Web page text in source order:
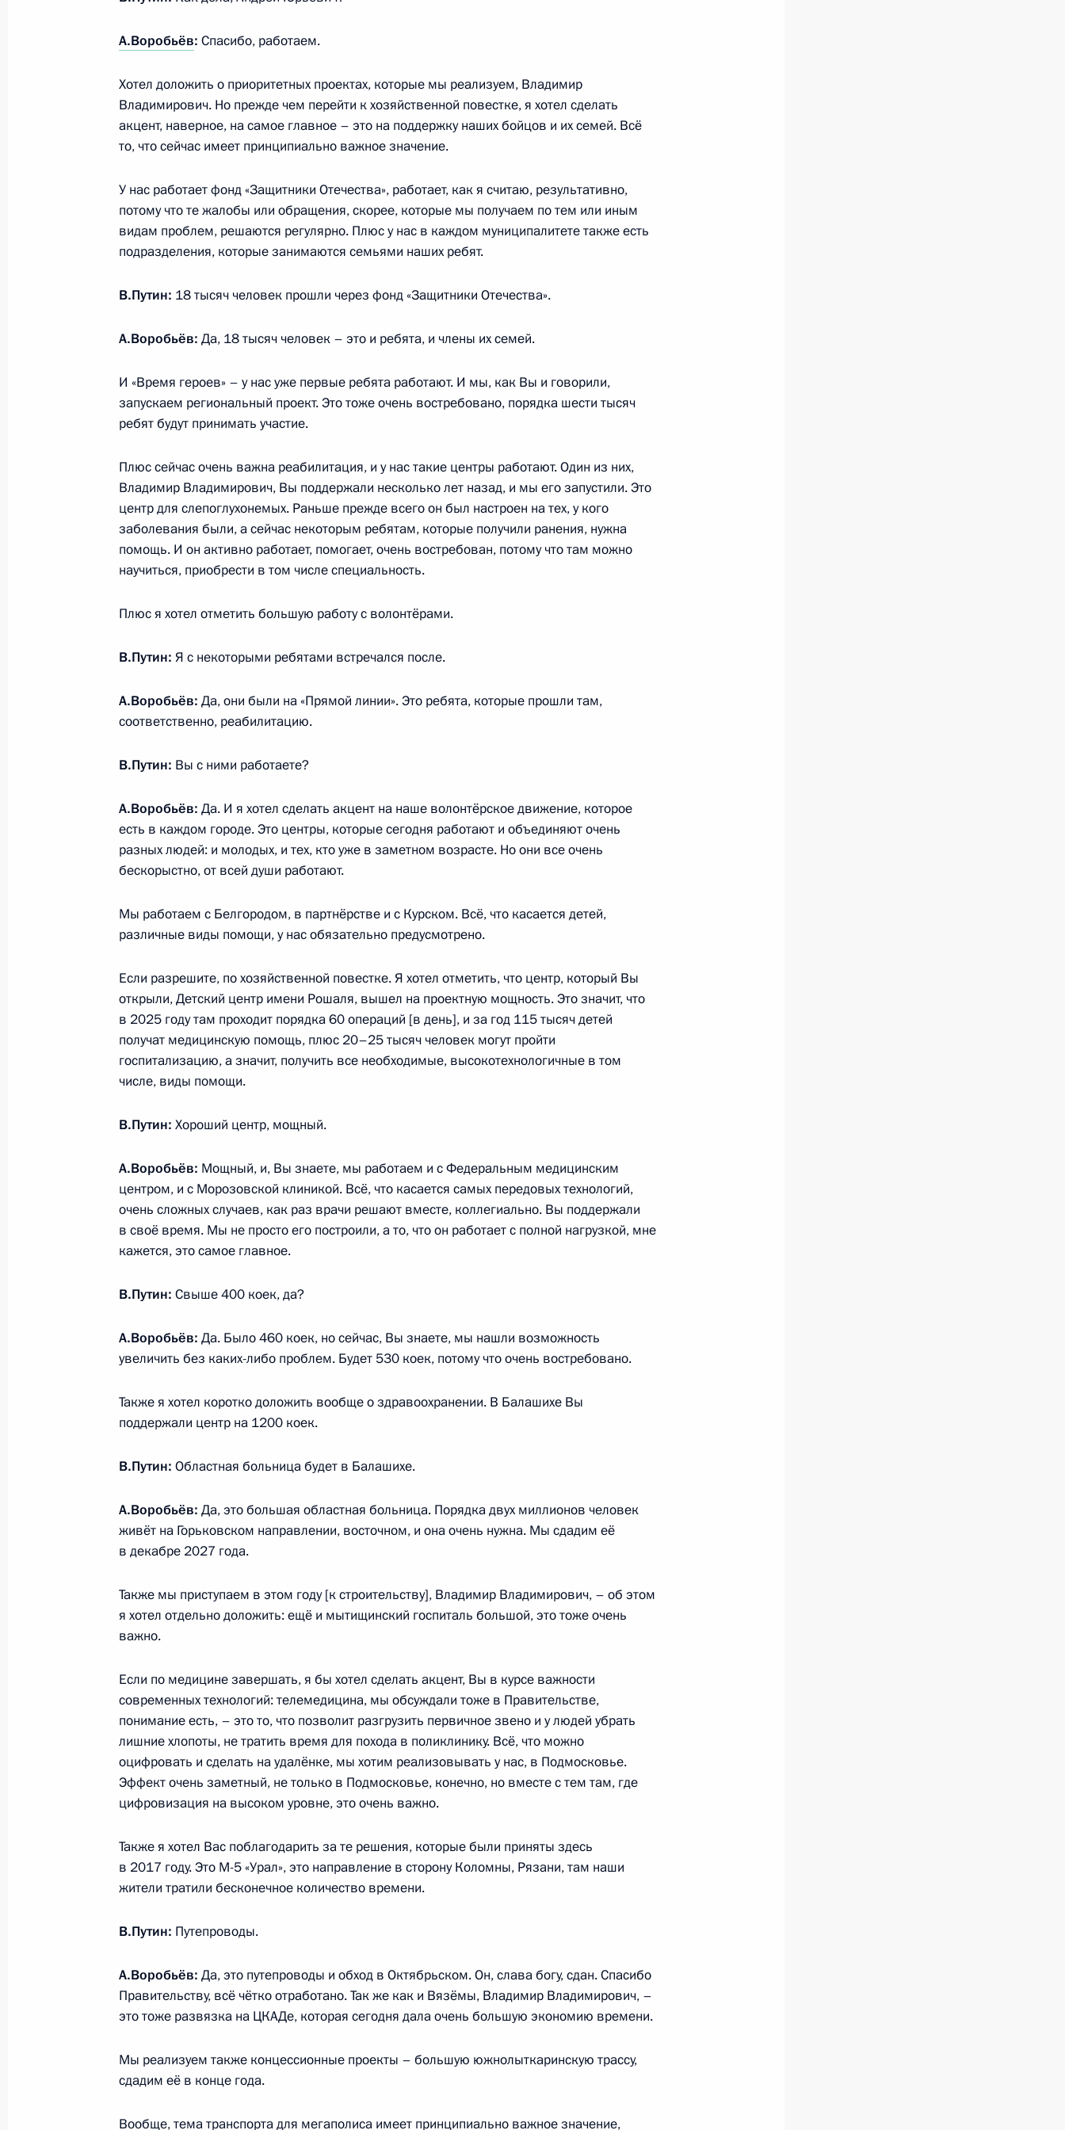
на территории Республики Конго нефтепродуктопровода
Перечень поручений по итогам заседания Президиума Госсовета
«О развитии инфраструктуры для жизни»
21 мая 2025 года, 20:40
Встреча с мэром Москвы Сергеем Собяниным
10 апреля 2025 года, 13:50
Встреча с губернатором Московской области Андреем
Воробьёвым
8 апреля 2025 года, 13:50
Церемония по случаю начала строительства в Таджикистане
Встреча с главой правления компании «Остров мечты»
Амираном Муцоевым
Перечень поручений по итогам совещания по вопросам
социально-экономического развития Республики Крым
и Севастополя
для жизни»
20 февраля 2025 года, 15:00
Встреча с главой Донецкой Народной Республики Денисом
10 февраля 2025 года, 13:30
Встреча с губернатором Тверской области Игорем Руденей
4 февраля 2025 года, 13:30
Совещание с членами Правительства
23 января 2025 года, 18:00
Совещание по вопросам социально-экономического развития
Крыма и Севастополя
Подписан закон, регулирующий утверждение дополнительных
профессиональных программ в области строительства
28 декабря 2024 года, 15:15
Подписан закон об обязательном строительстве
социнфраструктуры в рамках комплексного развития территорий
26 декабря 2024 года, 15:55
Расширен перечень категорий граждан, которые могут быть
приняты в члены жилищно-строительного кооператива
13 декабря 2024 года, 15:10
строительства
А.Воробьёв: Спасибо, работаем.
Хотел доложить о приоритетных проектах, которые мы реализуем, Владимир
Владимирович. Но прежде чем перейти к хозяйственной повестке, я хотел сделать
акцент, наверное, на самое главное – это на поддержку наших бойцов и их семей. Всё
то, что сейчас имеет принципиально важное значение.
У нас работает фонд «Защитники Отечества», работает, как я считаю, результативно,
потому что те жалобы или обращения, скорее, которые мы получаем по тем или иным
видам проблем, решаются регулярно. Плюс у нас в каждом муниципалитете также есть
подразделения, которые занимаются семьями наших ребят.
В.Путин: 18 тысяч человек прошли через фонд «Защитники Отечества».
А.Воробьёв: Да, 18 тысяч человек – это и ребята, и члены их семей.
И «Время героев» – у нас уже первые ребята работают. И мы, как Вы и говорили,
запускаем региональный проект. Это тоже очень востребовано, порядка шести тысяч
ребят будут принимать участие.
Плюс сейчас очень важна реабилитация, и у нас такие центры работают. Один из них,
Владимир Владимирович, Вы поддержали несколько лет назад, и мы его запустили. Это
центр для слепоглухонемых. Раньше прежде всего он был настроен на тех, у кого
заболевания были, а сейчас некоторым ребятам, которые получили ранения, нужна
помощь. И он активно работает, помогает, очень востребован, потому что там можно
научиться, приобрести в том числе специальность.
Плюс я хотел отметить большую работу с волонтёрами.
В.Путин: Я с некоторыми ребятами встречался после.
А.Воробьёв: Да, они были на «Прямой линии». Это ребята, которые прошли там,
соответственно, реабилитацию.
В.Путин: Вы с ними работаете?
А.Воробьёв: Да. И я хотел сделать акцент на наше волонтёрское движение, которое
есть в каждом городе. Это центры, которые сегодня работают и объединяют очень
разных людей: и молодых, и тех, кто уже в заметном возрасте. Но они все очень
бескорыстно, от всей души работают.
Мы работаем с Белгородом, в партнёрстве и с Курском. Всё, что касается детей,
различные виды помощи, у нас обязательно предусмотрено.
Если разрешите, по хозяйственной повестке. Я хотел отметить, что центр, который Вы
открыли, Детский центр имени Рошаля, вышел на проектную мощность. Это значит, что
в 2025 году там проходит порядка 60 операций [в день], и за год 115 тысяч детей
получат медицинскую помощь, плюс 20–25 тысяч человек могут пройти
госпитализацию, а значит, получить все необходимые, высокотехнологичные в том
числе, виды помощи.
В.Путин: Хороший центр, мощный.
А.Воробьёв: Мощный, и, Вы знаете, мы работаем и с Федеральным медицинским
центром, и с Морозовской клиникой. Всё, что касается самых передовых технологий,
очень сложных случаев, как раз врачи решают вместе, коллегиально. Вы поддержали
в своё время. Мы не просто его построили, а то, что он работает с полной нагрузкой, мне
кажется, это самое главное.
В.Путин: Свыше 400 коек, да?
А.Воробьёв: Да. Было 460 коек, но сейчас, Вы знаете, мы нашли возможность
увеличить без каких-либо проблем. Будет 530 коек, потому что очень востребовано.
Также я хотел коротко доложить вообще о здравоохранении. В Балашихе Вы
поддержали центр на 1200 коек.
В.Путин: Областная больница будет в Балашихе.
А.Воробьёв: Да, это большая областная больница. Порядка двух миллионов человек
живёт на Горьковском направлении, восточном, и она очень нужна. Мы сдадим её
в декабре 2027 года.
Также мы приступаем в этом году [к строительству], Владимир Владимирович, – об этом
я хотел отдельно доложить: ещё и мытищинский госпиталь большой, это тоже очень
важно.
Если по медицине завершать, я бы хотел сделать акцент, Вы в курсе важности
современных технологий: телемедицина, мы обсуждали тоже в Правительстве,
понимание есть, – это то, что позволит разгрузить первичное звено и у людей убрать
лишние хлопоты, не тратить время для похода в поликлинику. Всё, что можно
оцифровать и сделать на удалёнке, мы хотим реализовывать у нас, в Подмосковье.
Эффект очень заметный, не только в Подмосковье, конечно, но вместе с тем там, где
цифровизация на высоком уровне, это очень важно.
Также я хотел Вас поблагодарить за те решения, которые были приняты здесь
в 2017 году. Это М-5 «Урал», это направление в сторону Коломны, Рязани, там наши
жители тратили бесконечное количество времени.
В.Путин: Путепроводы.
А.Воробьёв: Да, это путепроводы и обход в Октябрьском. Он, слава богу, сдан. Спасибо
Правительству, всё чётко отработано. Так же как и Вязёмы, Владимир Владимирович, –
это тоже развязка на ЦКАДе, которая сегодня дала очень большую экономию времени.
Мы реализуем также концессионные проекты – большую южнолыткаринскую трассу,
сдадим её в конце года.
Вообще, тема транспорта для мегаполиса имеет принципиально важное значение,